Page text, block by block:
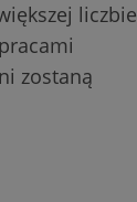
liczbie
zostaną